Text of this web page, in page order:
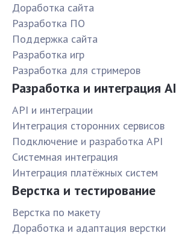
Доработка сайта
Разработка ПО
Поддержка сайта
Разработка игр
Разработка для стримеров
Разработка и интеграция AI
API и интеграции
Интеграция сторонних сервисов
Подключение и разработка API
Системная интеграция
Интеграция платёжных систем
Верстка и тестирование
Верстка по макету
Доработка и адаптация верстки